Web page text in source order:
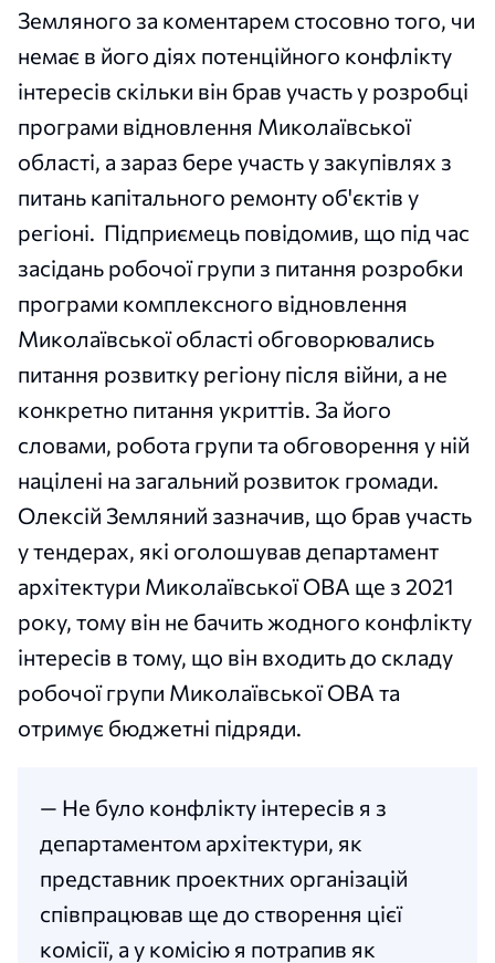
Земляного за коментарем стосовно того, чи
немає в його діях потенційного конфлікту
інтересів скільки він брав участь у розробці
програми відновлення Миколаївської
області, а зараз бере участь у закупівлях з
питань капітального ремонту об'єктів у
регіоні. Підприємець повідомив, що під час
засідань робочої групи з питання розробки
програми комплексного відновлення
Миколаївської області обговорювались
питання розвитку регіону після війни, а не
конкретно питання укриттів. За його
словами, робота групи та обговорення у ній
націлені на загальний розвиток громади.
Олексій Земляний зазначив, що брав участь
у тендерах, які оголошував департамент
архітектури Миколаївської ОВА ще з 2021
року, тому він не бачить жодного конфлікту
інтересів в тому, що він входить до складу
робочої групи Миколаївської ОВА та
отримує бюджетні підряди.
— Не було конфлікту інтересів я з
департаментом архітектури, як
представник проектних організацій
співпрацював ще до створення цієї
комісії, а у комісію я потрапив як